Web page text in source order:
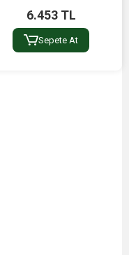
6.453 TL
Sepete At